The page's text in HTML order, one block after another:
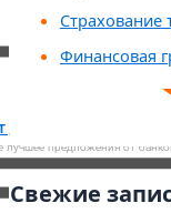
для бизнеса
лучшее предложения от
Страхование
Финансовая
Свежие